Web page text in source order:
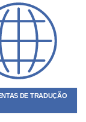
DE TRADUÇÃO